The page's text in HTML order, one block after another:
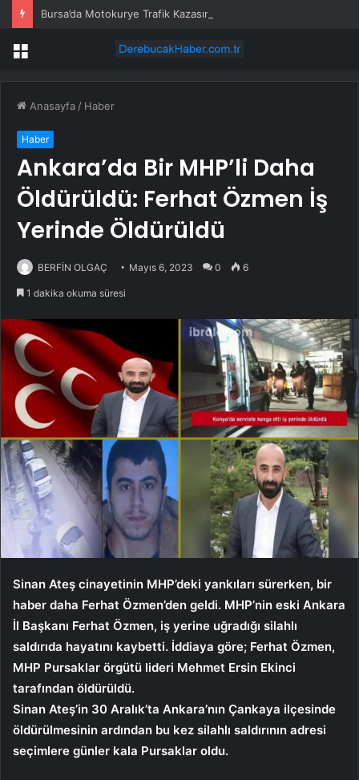
Bursa’da Motokurye Trafik Kazasında Hayatını Kaybetti
Menü
Anasayfa / Haber
Haber
Ankara’da Bir MHP’li Daha
Öldürüldü: Ferhat Özmen İş
Yerinde Öldürüldü
BERFİN OLGAÇ Mayıs 6, 2023 0 6
1 dakika okuma süresi
Sinan Ateş cinayetinin MHP’deki yankıları sürerken, bir
haber daha Ferhat Özmen’den geldi. MHP’nin eski Ankara
İl Başkanı Ferhat Özmen, iş yerine uğradığı silahlı
saldırıda hayatını kaybetti. İddiaya göre; Ferhat Özmen,
MHP Pursaklar örgütü lideri Mehmet Ersin Ekinci
tarafından öldürüldü.
Sinan Ateş’in 30 Aralık’ta Ankara’nın Çankaya ilçesinde
öldürülmesinin ardından bu kez silahlı saldırının adresi
seçimlere günler kala Pursaklar oldu.